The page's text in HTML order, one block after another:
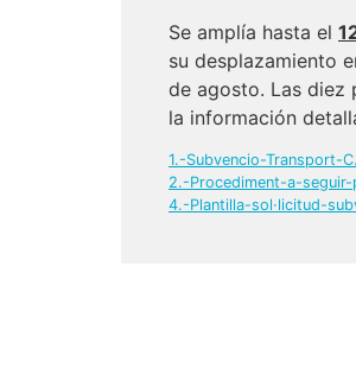
Se amplía hasta el
su desplazamiento
de agosto. Las diez
la información
1.-Subvencio-Transport-
2.-Procediment-a-
4.-Plantilla-sol·licitud-